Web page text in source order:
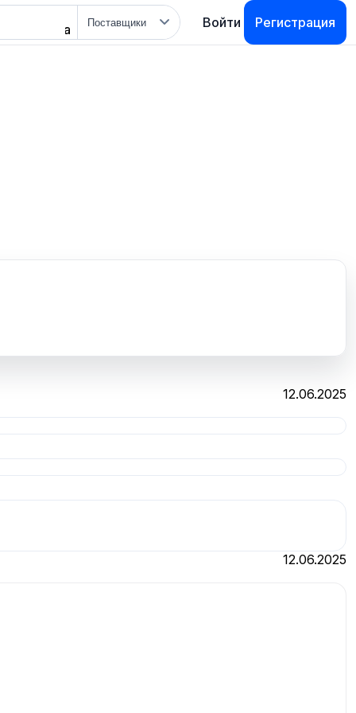
поиска
Войти Регистрация
12.06.2025
12.06.2025